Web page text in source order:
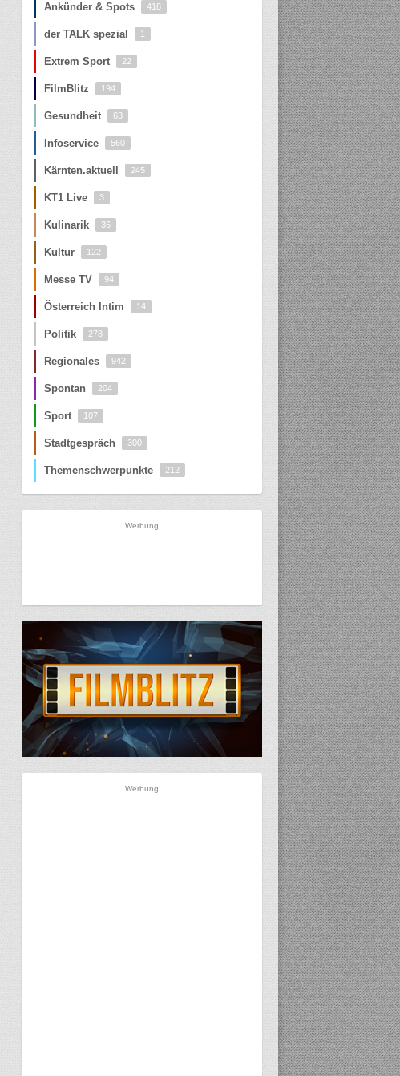
Ankünder & Spots 418
der TALK spezial 1
Extrem Sport 22
FilmBlitz 194
Gesundheit 63
Infoservice 560
Kärnten.aktuell 245
KT1 Live 3
Kulinarik 36
Kultur 122
Messe TV 94
Österreich Intim 14
Politik 278
Regionales 942
Spontan 204
Sport 107
Stadtgespräch 300
Themenschwerpunkte 212
Werbung
Werbung